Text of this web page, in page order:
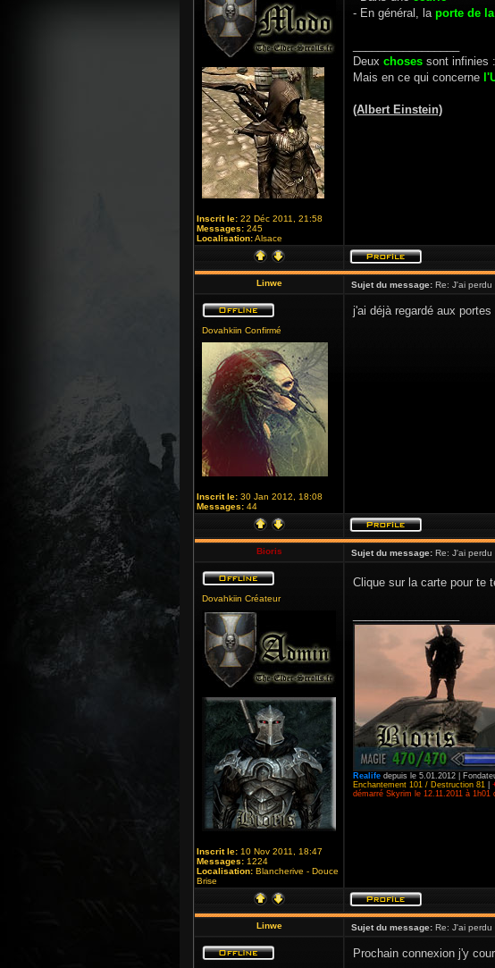
Inscrit le: 22 Déc 2011, 21:58
Messages: 245
Localisation:Alsace
- En général, la porte de
Deux choses sont infinies :
Mais en ce qui concerne
(Albert Einstein)
Linwe Sujet du message: Re: J'ai perdu
Dovahkiin Confirmé
Inscrit le: 30 Jan 2012, 18:08
Messages: 44
j'ai déjà regardé aux
Bioris Sujet du message: Re: J'ai perdu
Dovahkiin Créateur
Inscrit le: 10 Nov 2011, 18:47
Messages: 1224
Localisation: Blancherive - Douce
Brise
Clique sur la carte pour te
Realife depuis le 5.01.2012 |
Enchantement 101 / Destruction 81
démarré Skyrim le 12.11.2011 à
Linwe Sujet du message: Re: J'ai perdu
Prochain connexion j'y